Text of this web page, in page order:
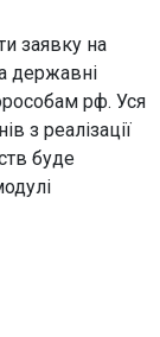
заявку на
державні
рф. Уся
з реалізації
буде